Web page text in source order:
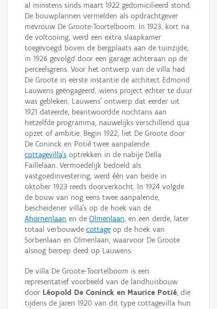
al minstens sinds maart 1922 gedomicilieerd stond.
De bouwplannen vermelden als opdrachtgever
mevrouw De Groote-Toortelboom. In 1923, kort na
de voltooiing, werd een extra slaapkamer
toegevoegd boven de bergplaats aan de tuinzijde,
in 1926 gevolgd door een garage achteraan op de
perceelsgrens. Voor het ontwerp van de villa had
De Groote in eerste instantie de architect Edmond
Lauwens geëngageerd, wiens project echter te duur
was gebleken. Lauwens' ontwerp dat eerder uit
1921 dateerde, beantwoordde nochtans aan
hetzelfde programma, nauwelijks verschillend qua
opzet of ambitie. Begin 1922, liet De Groote door
De Coninck en Potié twee aanpalende
cottagevilla's optrekken in de nabije Della
Faillelaan. Vermoedelijk bedoeld als
vastgoedinvestering, werd één van beide in
oktober 1923 reeds doorverkocht. In 1924 volgde
de bouw van nog eens twee aanpalende,
bescheidener villa's op de hoek van de
Ahornenlaan en de Olmenlaan, en een derde, later
totaal verbouwde cottage op de hoek van
Sorbenlaan en Olmenlaan, waarvoor De Groote
alsnog beroep deed op Lauwens.
De villa De Groote-Toortelboom is een
representatief voorbeeld van de landhuisbouw
door Léopold De Coninck en Maurice Potié, die
tijdens de jaren 1920 van dit type cottagevilla hun